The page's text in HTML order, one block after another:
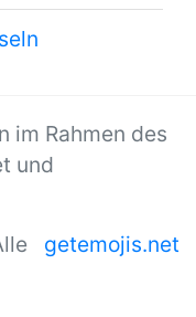
im Rahmen des
und
getemojis.net